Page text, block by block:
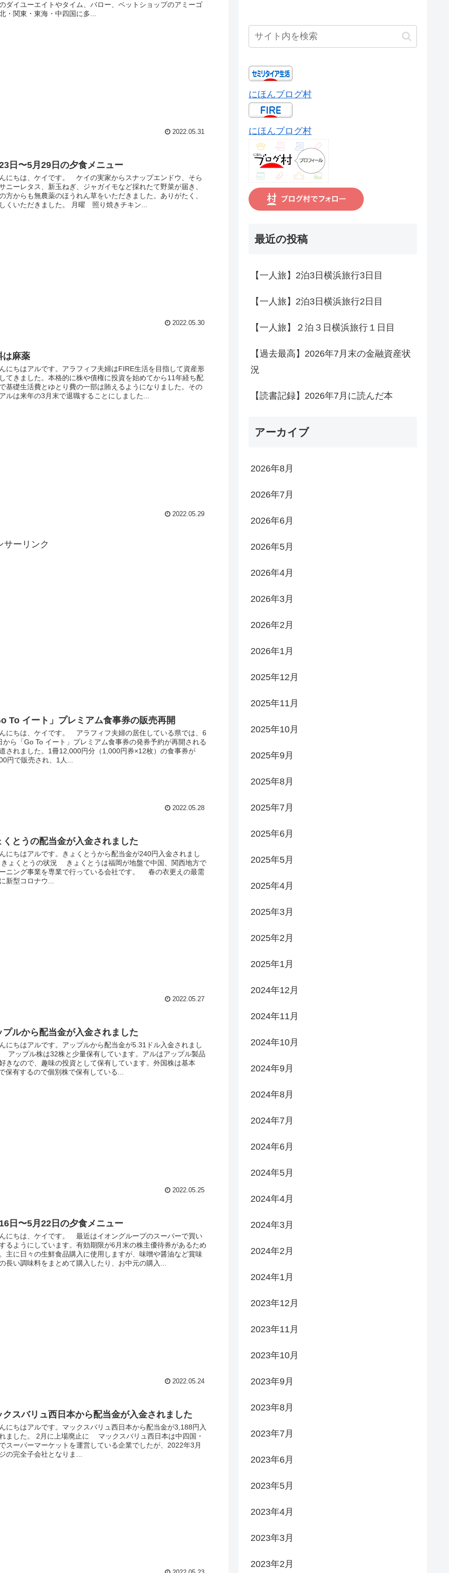
ダイユーエイトやタイム、バロー、ペットショップのアミーゴ
・関東・東海・中四国に多...
2022.05.31
日〜5月29日の夕食メニュー
ちは、ケイです。 ケイの実家からスナップエンドウ、そら
ニーレタス、新玉ねぎ、ジャガイモなど採れたて野菜が届き、
方からも無農薬のほうれん草をいただきました。ありがたく、
くいただきました。 月曜 照り焼きチキン...
2022.05.30
は麻薬
ちはアルです。アラフィフ夫婦はFIRE生活を目指して資産形
てきました。本格的に株や債権に投資を始めてから11年経ち配
基礎生活費とゆとり費の一部は賄えるようになりました。その
ルは来年の3月末で退職することにしました...
2022.05.29
サーリンク
To イート」プレミアム食事券の販売再開
ちは、ケイです。 アラフィフ夫婦の居住している県では、6
から「Go To イート」プレミアム食事券の発券予約が再開される
されました。1冊12,000円分（1,000円券×12枚）の食事券が
円で販売され、1人...
2022.05.28
くとうの配当金が入金されました
ちはアルです。きょくとうから配当金が240円入金されまし
きょくとうの状況 きょくとうは福岡が地盤で中国、関西地方で
ニング事業を専業で行っている会社です。 春の衣更えの最需
新型コロナウ...
2022.05.27
プルから配当金が入金されました
ちはアルです。アップルから配当金が5.31ドル入金されまし
アップル株は32株と少量保有しています。アルはアップル製品
きなので、趣味の投資として保有しています。外国株は基本
保有するので個別株で保有している...
2022.05.25
日〜5月22日の夕食メニュー
ちは、ケイです。 最近はイオングループのスーパーで買い
るようにしています。有効期限が6月末の株主優待券があるため
主に日々の生鮮食品購入に使用しますが、味噌や醤油など賞味
長い調味料をまとめて購入したり、お中元の購入...
2022.05.24
クスバリュ西日本から配当金が入金されました
ちはアルです。マックスバリュ西日本から配当金が3,188円入
ました。 2月に上場廃止に マックスバリュ西日本は中四国・
スーパーマーケットを運営している企業でしたが、2022年3月
の完全子会社となりま...
にほんブログ村
にほんブログ村
最近の投稿
【一人旅】2泊3日横浜旅行3日目
【一人旅】2泊3日横浜旅行2日目
【一人旅】２泊３日横浜旅行１日目
【過去最高】2026年7月末の金融資産状
況
【読書記録】2026年7月に読んだ本
アーカイブ
2026年8月
2026年7月
2026年6月
2026年5月
2026年4月
2026年3月
2026年2月
2026年1月
2025年12月
2025年11月
2025年10月
2025年9月
2025年8月
2025年7月
2025年6月
2025年5月
2025年4月
2025年3月
2025年2月
2025年1月
2024年12月
2024年11月
2024年10月
2024年9月
2024年8月
2024年7月
2024年6月
2024年5月
2024年4月
2024年3月
2024年2月
2024年1月
2023年12月
2023年11月
2023年10月
2023年9月
2023年8月
2023年7月
2023年6月
2023年5月
2023年4月
2023年3月
2023年2月